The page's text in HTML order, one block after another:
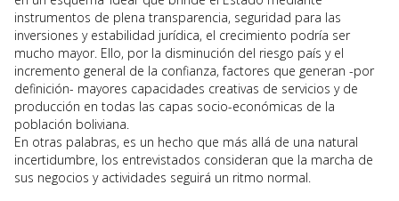
instrumentos de plena transparencia, seguridad para las
inversiones y estabilidad jurídica, el crecimiento podría ser
mucho mayor. Ello, por la disminución del riesgo país y el
incremento general de la confianza, factores que generan -por
definición- mayores capacidades creativas de servicios y de
producción en todas las capas socio-económicas de la
población boliviana.
En otras palabras, es un hecho que más allá de una natural
incertidumbre, los entrevistados consideran que la marcha de
sus negocios y actividades seguirá un ritmo normal.